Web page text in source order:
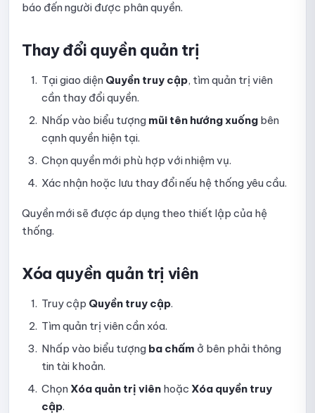
Hướng dẫn xem danh sách bài nộp
Hướng dẫn xem chi tiết bài nộp và xác nhận điểm
Hướng dẫn xem dữ liệu giám sát bài kiểm tra
Hướng dẫn xem thống kê bài thi
Hướng dẫn sao chép bài kiểm tra
Hướng dẫn xóa bài thi
Hướng dẫn tạo và thiết lập Quick Quiz trên Ninequiz
Hướng dẫn thiết lập hiển thị kết quả Quick Quiz
Hướng dẫn thiết lập phần thưởng cho Quick Quiz
Hướng dẫn tạo câu hỏi thủ công cho Quick Quiz
Hướng dẫn tạo câu hỏi Quick Quiz bằng AI
báo đến người được phân quyền.
Thay đổi quyền quản trị
Tại giao diện Quyền truy cập, tìm quản trị viên
cần thay đổi quyền.
Nhấp vào biểu tượng mũi tên hướng xuống bên
cạnh quyền hiện tại.
Chọn quyền mới phù hợp với nhiệm vụ.
Xác nhận hoặc lưu thay đổi nếu hệ thống yêu cầu.
Quyền mới sẽ được áp dụng theo thiết lập của hệ
thống.
Xóa quyền quản trị viên
Truy cập Quyền truy cập.
Tìm quản trị viên cần xóa.
Nhấp vào biểu tượng ba chấm ở bên phải thông
tin tài khoản.
Chọn Xóa quản trị viên hoặc Xóa quyền truy
cập.